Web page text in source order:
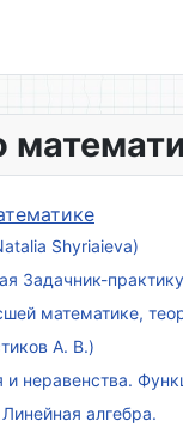
Shyriaieva)
Задачник-
математике,
А. В.)
и неравенства.
алгебра.